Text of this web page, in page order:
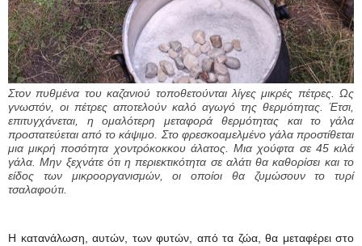
Στον πυθμένα του καζανιού τοποθετούνται λίγες μικρές πέτρες. Ως
γνωστόν, οι πέτρες αποτελούν καλό αγωγό της θερμότητας. Έτσι,
επιτυγχάνεται, η ομαλότερη μεταφορά θερμότητας και το γάλα
προστατεύεται από το κάψιμο. Στο φρεσκοαμελμένο γάλα προστίθεται
μια μικρή ποσότητα χοντρόκοκκου άλατος. Μια χούφτα σε 45 κιλά
γάλα. Μην ξεχνάτε ότι η περιεκτικότητα σε αλάτι θα καθορίσει και το
είδος των μικροοργανισμών, οι οποίοι θα ζυμώσουν το τυρί
τσαλαφούτι.
Η κατανάλωση, αυτών, των φυτών, από τα ζώα, θα μεταφέρει στο